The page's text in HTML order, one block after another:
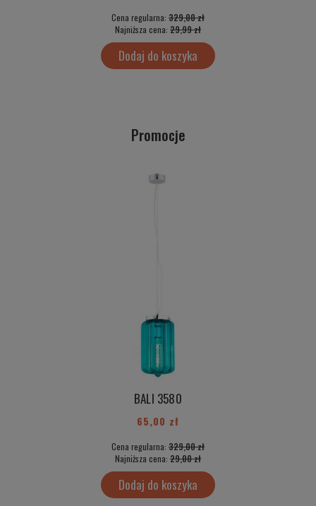
Cena regularna: 329,00 zł
Najniższa cena: 29,99 zł
Dodaj do koszyka
Promocje
BALI 3580
65,00 zł
Cena regularna: 329,00 zł
Najniższa cena: 29,00 zł
Dodaj do koszyka